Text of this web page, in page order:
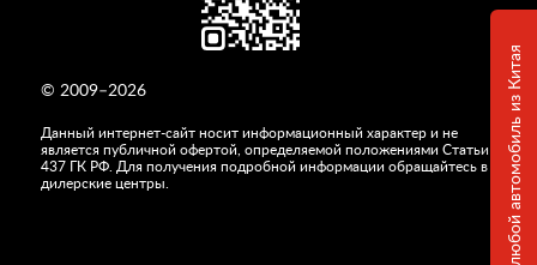
Привезем любой автомобиль из Китая
© 2009–2026
Данный интернет-сайт носит информационный характер и не
является публичной офертой, определяемой положениями Статьи
437 ГК РФ. Для получения подробной информации обращайтесь в
дилерские центры.